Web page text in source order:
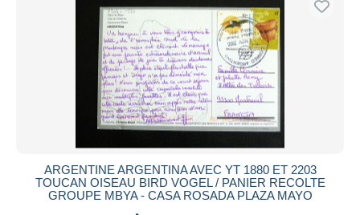
ARGENTINE ARGENTINA AVEC YT 1880 ET 2203
TOUCAN OISEAU BIRD VOGEL / PANIER RECOLTE
GROUPE MBYA - CASA ROSADA PLAZA MAYO